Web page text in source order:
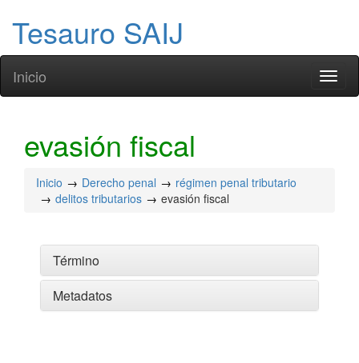
Tesauro SAIJ
Inicio
evasión fiscal
Inicio Derecho penal
régimen penal tributario
delitos tributarios
evasión fiscal
Término
Metadatos